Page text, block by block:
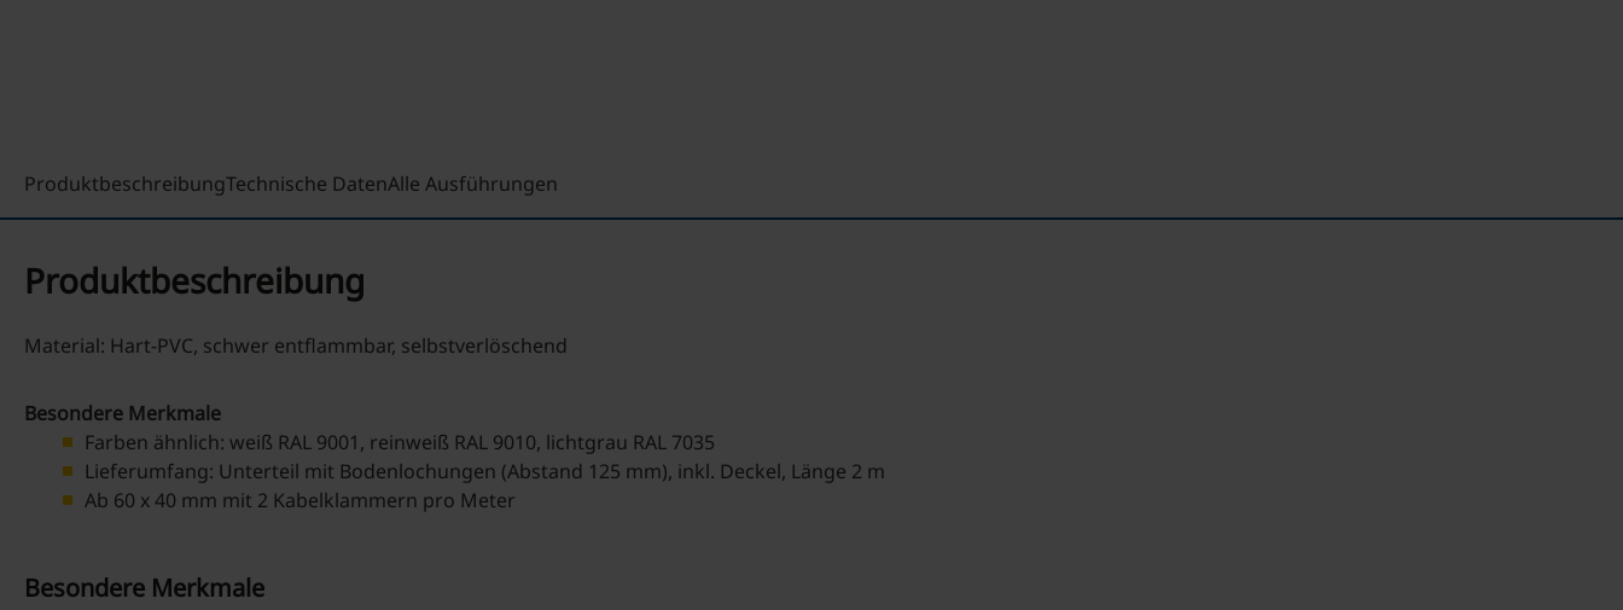
ProduktbeschreibungTechnische DatenAlle Ausführungen
Produktbeschreibung
Material: Hart-PVC, schwer entflammbar, selbstverlöschend
Besondere Merkmale
Farben ähnlich: weiß RAL 9001, reinweiß RAL 9010, lichtgrau RAL 7035
Lieferumfang: Unterteil mit Bodenlochungen (Abstand 125 mm), inkl. Deckel, Länge 2 m
Ab 60 x 40 mm mit 2 Kabelklammern pro Meter
Besondere Merkmale